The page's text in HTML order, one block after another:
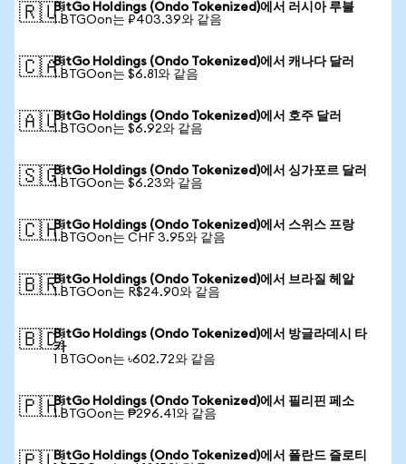
🇷🇺BitGo Holdings (Ondo Tokenized)에서 러시아 루블
1 BTGOon는 ₽403.39와 같음
🇨🇦BitGo Holdings (Ondo Tokenized)에서 캐나다 달러
1 BTGOon는 $6.81와 같음
🇦🇺BitGo Holdings (Ondo Tokenized)에서 호주 달러
1 BTGOon는 $6.92와 같음
🇸🇬BitGo Holdings (Ondo Tokenized)에서 싱가포르 달러
1 BTGOon는 $6.23와 같음
🇨🇭BitGo Holdings (Ondo Tokenized)에서 스위스 프랑
1 BTGOon는 CHF 3.95와 같음
🇧🇷BitGo Holdings (Ondo Tokenized)에서 브라질 헤알
1 BTGOon는 R$24.90와 같음
🇧🇩BitGo Holdings (Ondo Tokenized)에서 방글라데시 타
카
1 BTGOon는 ৳602.72와 같음
🇵🇭BitGo Holdings (Ondo Tokenized)에서 필리핀 페소
1 BTGOon는 ₱296.41와 같음
BitGo Holdings (Ondo Tokenized)에서 폴란드 즐로티